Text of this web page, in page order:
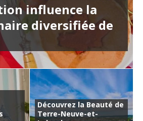
influence la
diversifiée de
Découvrez la Beauté de
Terre-Neuve-et-